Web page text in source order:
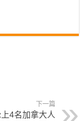
下一篇
4名加拿大人